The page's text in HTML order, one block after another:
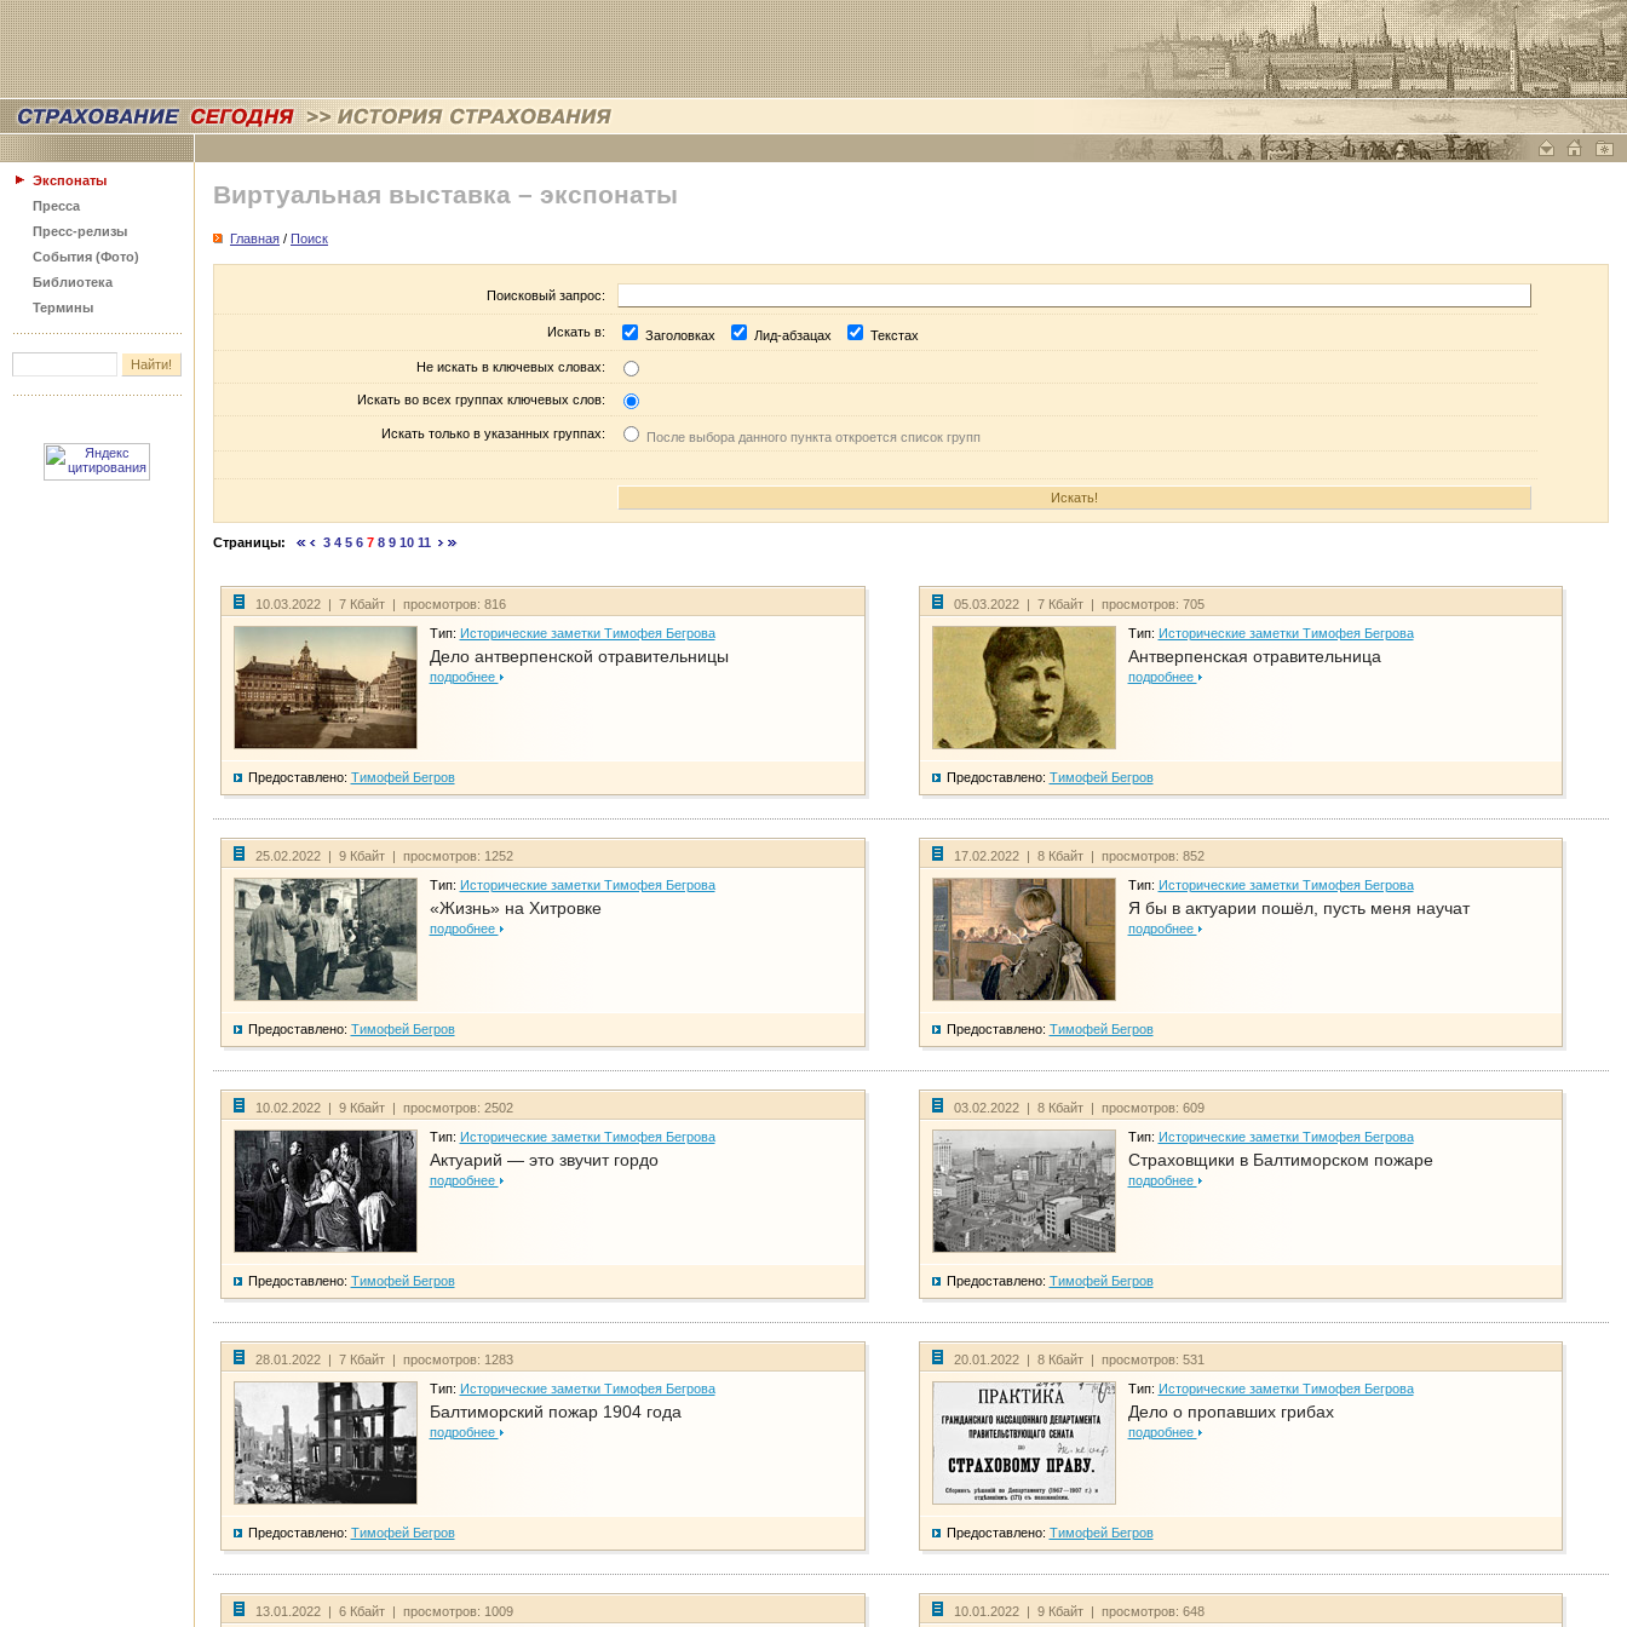
Экспонаты
Пресса
Пресс-релизы
События (Фото)
Библиотека
Термины
Виртуальная выставка – экспонаты
Главная / Поиск
Поисковый запрос:
Искать в: Заголовках Лид-абзацах Текстах
Не искать в ключевых словах:
Искать во всех группах ключевых слов:
Искать только в указанных группах: После выбора данного пункта откроется список групп
Страницы: 3 4 5 6 7 8 9 10 11
10.03.2022 | 7 Кбайт | просмотров: 816
Тип: Исторические заметки Тимофея Бегрова
Дело антверпенской отравительницы
подробнее
Предоставлено: Тимофей Бегров
05.03.2022 | 7 Кбайт | просмотров: 705
Тип: Исторические заметки Тимофея Бегрова
Антверпенская отравительница
подробнее
Предоставлено: Тимофей Бегров
25.02.2022 | 9 Кбайт | просмотров: 1252
Тип: Исторические заметки Тимофея Бегрова
«Жизнь» на Хитровке
подробнее
Предоставлено: Тимофей Бегров
17.02.2022 | 8 Кбайт | просмотров: 852
Тип: Исторические заметки Тимофея Бегрова
Я бы в актуарии пошёл, пусть меня научат
подробнее
Предоставлено: Тимофей Бегров
10.02.2022 | 9 Кбайт | просмотров: 2502
Тип: Исторические заметки Тимофея Бегрова
Актуарий — это звучит гордо
подробнее
Предоставлено: Тимофей Бегров
03.02.2022 | 8 Кбайт | просмотров: 609
Тип: Исторические заметки Тимофея Бегрова
Страховщики в Балтиморском пожаре
подробнее
Предоставлено: Тимофей Бегров
28.01.2022 | 7 Кбайт | просмотров: 1283
Тип: Исторические заметки Тимофея Бегрова
Балтиморский пожар 1904 года
подробнее
Предоставлено: Тимофей Бегров
20.01.2022 | 8 Кбайт | просмотров: 531
Тип: Исторические заметки Тимофея Бегрова
Дело о пропавших грибах
подробнее
Предоставлено: Тимофей Бегров
13.01.2022 | 6 Кбайт | просмотров: 1009 10.01.2022 | 9 Кбайт | просмотров: 648